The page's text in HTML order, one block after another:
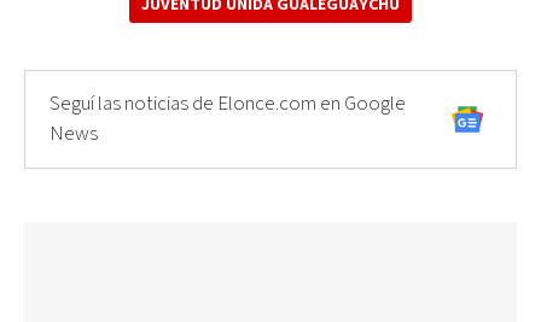
JUVENTUD UNIDA GUALEGUAYCHÚ
Seguí las noticias de Elonce.com en Google
News